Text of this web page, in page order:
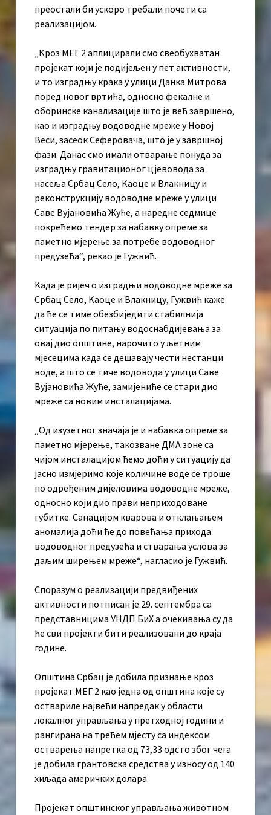
преостали би ускоро требали почети са
реализацијом.
„Kроз МЕГ 2 аплицирали смо свеобухватан
пројекат који је подијељен у пет активности,
и то изградњу крака у улици Данка Митрова
поред новог вртића, односно фекалне и
оборинске канализације што је већ завршено,
као и изградњу водоводне мреже у Новој
Веси, засеок Сеферовача, што је у завршној
фази. Данас смо имали отварање понуда за
изградњу гравитационог цјевовода за
насеља Србац Село, Kаоце и Влакницу и
реконструкцију водоводне мреже у улици
Саве Вујановића Жуће, а наредне седмице
покрећемо тендер за набавку опреме за
паметно мјерење за потребе водоводног
предузећа“, рекао је Гужвић.
Kада је ријеч о изградњи водоводне мреже за
Србац Село, Kаоце и Влакницу, Гужвић каже
да ће се тиме обезбиједити стабилнија
ситуација по питању водоснабдијевања за
овај дио општине, нарочито у љетним
мјесецима када се дешавају чести нестанци
воде, а што се тиче водовода у улици Саве
Вујановића Жуће, замијениће се стари дио
мреже са новим инсталацијама.
„Од изузетног значаја је и набавка опреме за
паметно мјерење, такозване ДМА зоне са
чијом инсталацијом ћемо доћи у ситуацију да
јасно измјеримо које количине воде се троше
по одређеним дијеловима водоводне мреже,
односно који дио прави неприходоване
губитке. Санацијом кварова и отклањањем
аномалија доћи ће до повећања прихода
водоводног предузећа и стварања услова за
даљим ширењем мреже“, нагласио је Гужвић.
Споразум о реализацији предвиђених
активности потписан је 29. септембра са
представницима УНДП БиХ а очекивања су да
ће сви пројекти бити реализовани до краја
године.
Општина Србац је добила признање кроз
пројекат МЕГ 2 као једна од општина које су
оствариле највећи напредак у области
локалног управљања у претходној години и
рангирана на трећем мјесту са индексом
остварења напретка од 73,33 одсто због чега
је добила грантовска средства у износу од 140
хиљада америчких долара.
Пројекат општинског управљања животном